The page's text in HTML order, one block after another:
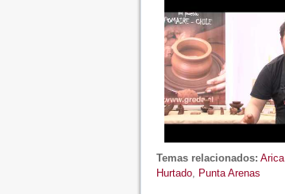
Temas relacionados: Arica,
Hurtado, Punta Arenas